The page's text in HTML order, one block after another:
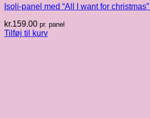
Isoli-panel med “All I want for
kr.159.00 pr. panel
Tilføj til kurv